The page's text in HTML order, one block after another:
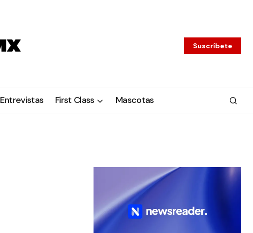
Suscríbete
Entrevistas First Class Mascotas